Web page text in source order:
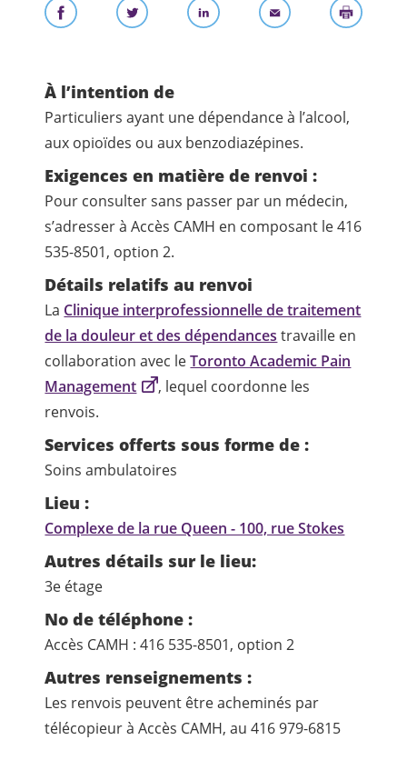
À l’intention de
Particuliers ayant une dépendance à l’alcool,
aux opioïdes ou aux benzodiazépines.
Exigences en matière de renvoi :
Pour consulter sans passer par un médecin,
s’adresser à Accès CAMH en composant le 416
535-8501, option 2.
Détails relatifs au renvoi
La Clinique interprofessionnelle de traitement
de la douleur et des dépendances travaille en
collaboration avec leToronto Academic Pain
Management
, lequel coordonne les
renvois.
Services offerts sous forme de :
Soins ambulatoires
Lieu :
Complexe de la rue Queen - 100, rue Stokes
Autres détails sur le lieu:
3e étage
No de téléphone :
Accès CAMH : 416 535-8501, option 2
Autres renseignements :
Les renvois peuvent être acheminés par
télécopieur à Accès CAMH, au 416 979-6815